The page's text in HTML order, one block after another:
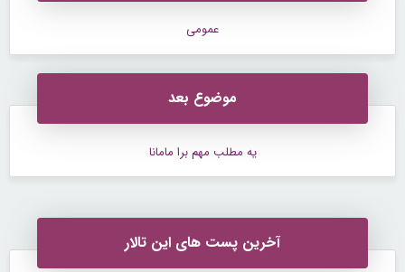
عمومی
موضوع بعد
یه مطلب مهم برا مامانا
آخرین پست های این تالار